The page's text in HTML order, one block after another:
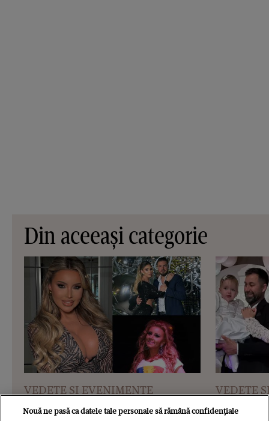
Din aceeași categorie
VEDETE SI EVENIMENTE
Cine este Roxana Vașniuc. A lucrat la
VEDETE
Ce s-a
Nouă ne pasă ca datele tale personale să rămână confidențiale